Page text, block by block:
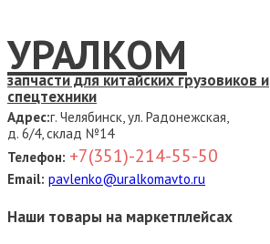
УРАЛКОМ
запчасти для китайских грузовиков и
спецтехники
Адрес:г. Челябинск, ул. Радонежская,
д. 6/4, склад №14
Телефон: +7(351)-214-55-50
Email: pavlenko@uralkomavto.ru
Наши товары на маркетплейсах